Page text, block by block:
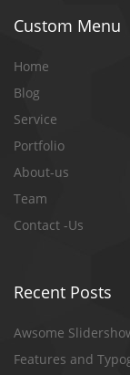
Custom Menu
Home
Blog
Service
Portfolio
About-us
Team
Contact -Us
Recent Posts
Awsome
Features and